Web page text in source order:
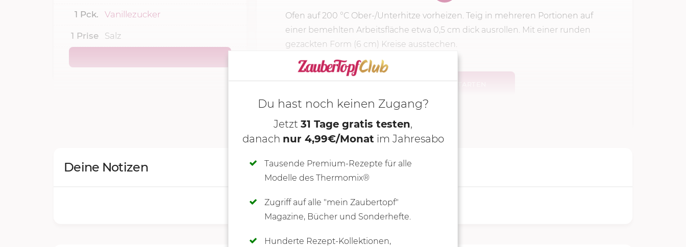
Ofen auf200 °C Ober-/Unterhitze vorheizen. Teig in mehreren Portionen auf
einer bemehlten Arbeitsfläche etwa 0,5 cm dick ausrollen. Mit einer runden
gezackten Form (6 cm) Kreise ausstechen.
1 Pck. Vanillezucker
1 Prise Salz
Deine Notizen
SCHREIBE NEUE NOTIZ
Du hast noch keinen Zugang?
Jetzt 31 Tage gratis testen,
danach nur 4,99€/Monat im Jahresabo
Tausende Premium-Rezepte für alle
Modelle des Thermomix®
Zugriff auf alle "mein Zaubertopf"
Magazine, Bücher und Sonderhefte.
Hunderte Rezept-Kollektionen,